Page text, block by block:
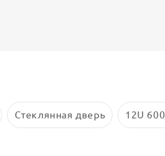
Стеклянная дверь 12U